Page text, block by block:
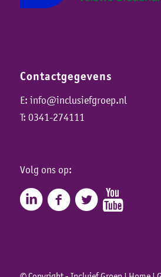
Contactgegevens
E: info@inclusiefgroep.nl
T: 0341-274111
Volg ons op: